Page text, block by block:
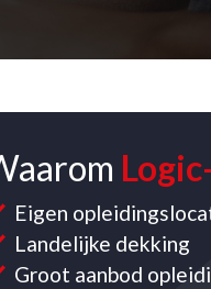
Eigen
Landelijke dekking
Groot aanbod